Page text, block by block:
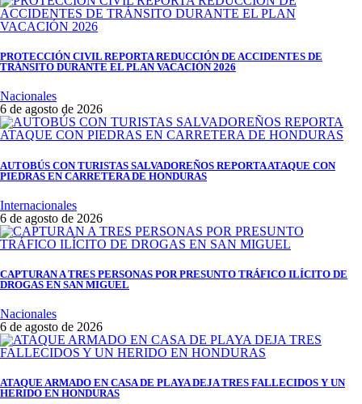
PROTECCIÓN CIVIL REPORTA REDUCCIÓN DE ACCIDENTES DE
TRÁNSITO DURANTE EL PLAN VACACIÓN 2026
Nacionales
6 de agosto de 2026
AUTOBÚS CON TURISTAS SALVADOREÑOS REPORTA ATAQUE CON
PIEDRAS EN CARRETERA DE HONDURAS
Internacionales
6 de agosto de 2026
CAPTURAN A TRES PERSONAS POR PRESUNTO TRÁFICO ILÍCITO DE
DROGAS EN SAN MIGUEL
Nacionales
6 de agosto de 2026
ATAQUE ARMADO EN CASA DE PLAYA DEJA TRES FALLECIDOS Y UN
HERIDO EN HONDURAS